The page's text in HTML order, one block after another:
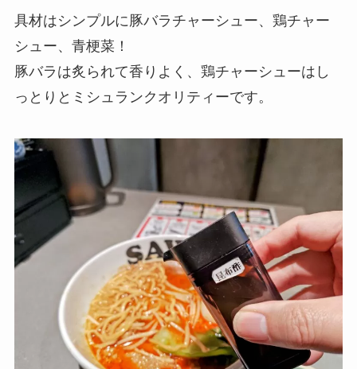
具材はシンプルに豚バラチャーシュー、鶏チャー
シュー、青梗菜！
豚バラは炙られて香りよく、鶏チャーシューはし
っとりとミシュランクオリティーです。